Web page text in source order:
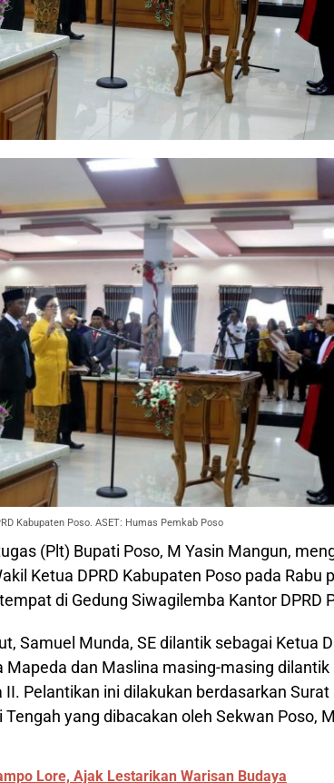
Kabupaten Poso. ASET: Humas Pemkab Poso
(Plt) Bupati Poso, M Yasin Mangun,
Ketua DPRD Kabupaten Poso pada Rabu
di Gedung Siwagilemba Kantor DPRD
Samuel Munda, SE dilantik sebagai Ketua
dan Maslina masing-masing dilantik
II. Pelantikan ini dilakukan berdasarkan
Tengah yang dibacakan oleh Sekwan Poso,
Lore, Ajak Lestarikan Warisan Budaya